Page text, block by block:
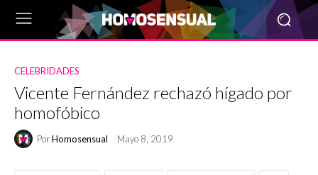
CELEBRIDADES
Vicente Fernández rechazó hígado por
homofóbico
PorHomosensual Mayo 8, 2019